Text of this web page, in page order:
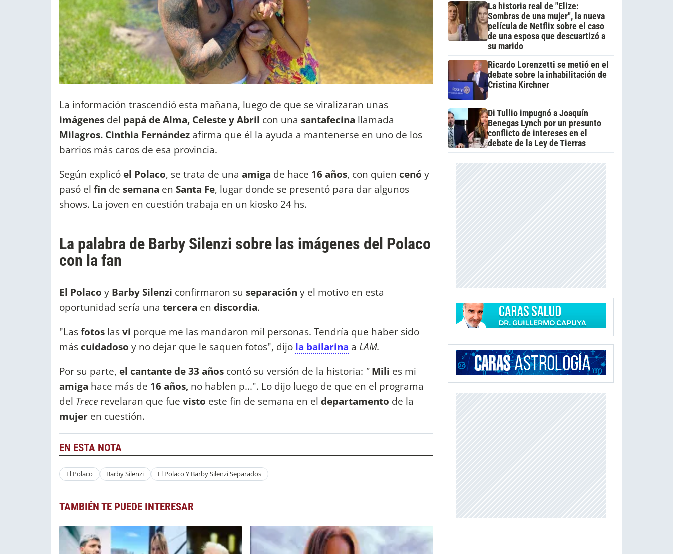
La información trascendió esta mañana, luego de que se viralizaran unas
imágenes del papá de Alma, Celeste y Abril con una santafecina llamada
Milagros. Cinthia Fernández afirma que él la ayuda a mantenerse en uno de los
barrios más caros de esa provincia.
Según explicó el Polaco, se trata de una amiga de hace 16 años, con quien cenó y
pasó el fin de semana en Santa Fe, lugar donde se presentó para dar algunos
shows. La joven en cuestión trabaja en un kiosko 24 hs.
La palabra de Barby Silenzi sobre las imágenes del Polaco
con la fan
El Polaco y Barby Silenzi confirmaron su separación y el motivo en esta
oportunidad sería una tercera en discordia.
"Lasfotos lasvi porque me las mandaron mil personas. Tendría que haber sido
más cuidadoso y no dejar que le saquen fotos", dijo la bailarina a LAM.
Por su parte, el cantante de 33 años contó su versión de la historia: " Mili es mi
amiga hace más de 16 años, no hablen p...". Lo dijo luego de que en el programa
del Trece revelaran que fue visto este fin de semana en el departamento de la
mujer en cuestión.
EN ESTA NOTA
El Polaco Barby Silenzi El Polaco Y Barby Silenzi Separados
TAMBIÉN TE PUEDE INTERESAR
La historia real de "Elize:
Sombras de una mujer", la nueva
película de Netflix sobre el caso
de una esposa que descuartizó a
su marido
Ricardo Lorenzetti se metió en el
debate sobre la inhabilitación de
Cristina Kirchner
Di Tullio impugnó a Joaquín
Benegas Lynch por un presunto
conflicto de intereses en el
debate de la Ley de Tierras